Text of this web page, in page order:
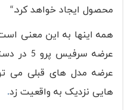
محصول ایجاد خواهد کرد.“
همه اینها به این معنی
عرضه
عرضه مدل های قبلی می
هایی نزدیک به واقعیت زد.